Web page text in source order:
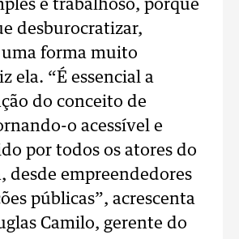
é trabalhoso, porque
desburocratizar,
forma muito
ela. “É essencial a
do conceito de
o acessível e
por todos os atores do
desde empreendedores
públicas”, acrescenta
Camilo, gerente do